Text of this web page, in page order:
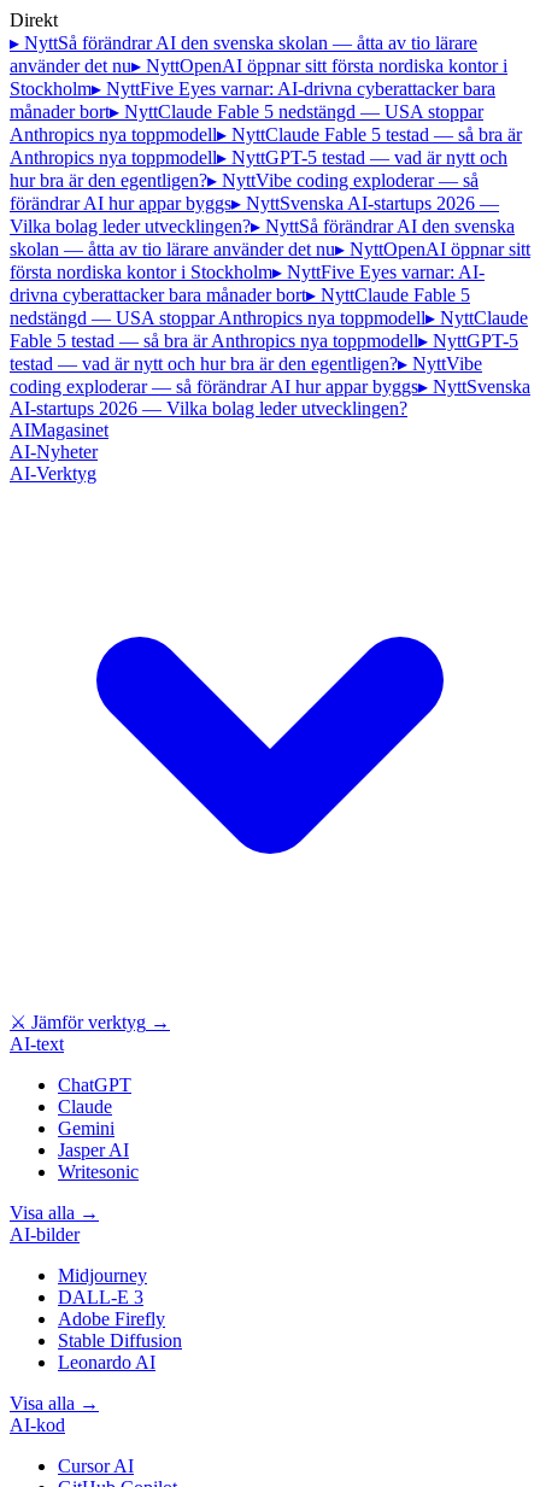
Direkt
▸ NyttSå förändrar AI den svenska skolan — åtta av tio lärare
använder det nu▸ NyttOpenAI öppnar sitt första nordiska kontor i
Stockholm▸ NyttFive Eyes varnar: AI-drivna cyberattacker bara
månader bort▸ NyttClaude Fable 5 nedstängd — USA stoppar
Anthropics nya toppmodell▸ NyttClaude Fable 5 testad — så bra är
Anthropics nya toppmodell▸ NyttGPT-5 testad — vad är nytt och
hur bra är den egentligen?▸ NyttVibe coding exploderar — så
förändrar AI hur appar byggs▸ NyttSvenska AI-startups 2026 —
Vilka bolag leder utvecklingen?▸ NyttSå förändrar AI den svenska
skolan — åtta av tio lärare använder det nu▸ NyttOpenAI öppnar sitt
första nordiska kontor i Stockholm▸ NyttFive Eyes varnar: AI-
drivna cyberattacker bara månader bort▸ NyttClaude Fable 5
nedstängd — USA stoppar Anthropics nya toppmodell▸ NyttClaude
Fable 5 testad — så bra är Anthropics nya toppmodell▸ NyttGPT-5
testad — vad är nytt och hur bra är den egentligen?▸ NyttVibe
coding exploderar — så förändrar AI hur appar byggs▸ NyttSvenska
AI-startups 2026 — Vilka bolag leder utvecklingen?
AIMagasinet
AI-Nyheter
AI-Verktyg
⚔ Jämför verktyg →
AI-text
ChatGPT
Claude
Gemini
Jasper AI
Writesonic
Visa alla →
AI-bilder
Midjourney
DALL-E 3
Adobe Firefly
Stable Diffusion
Leonardo AI
Visa alla →
AI-kod
Cursor AI